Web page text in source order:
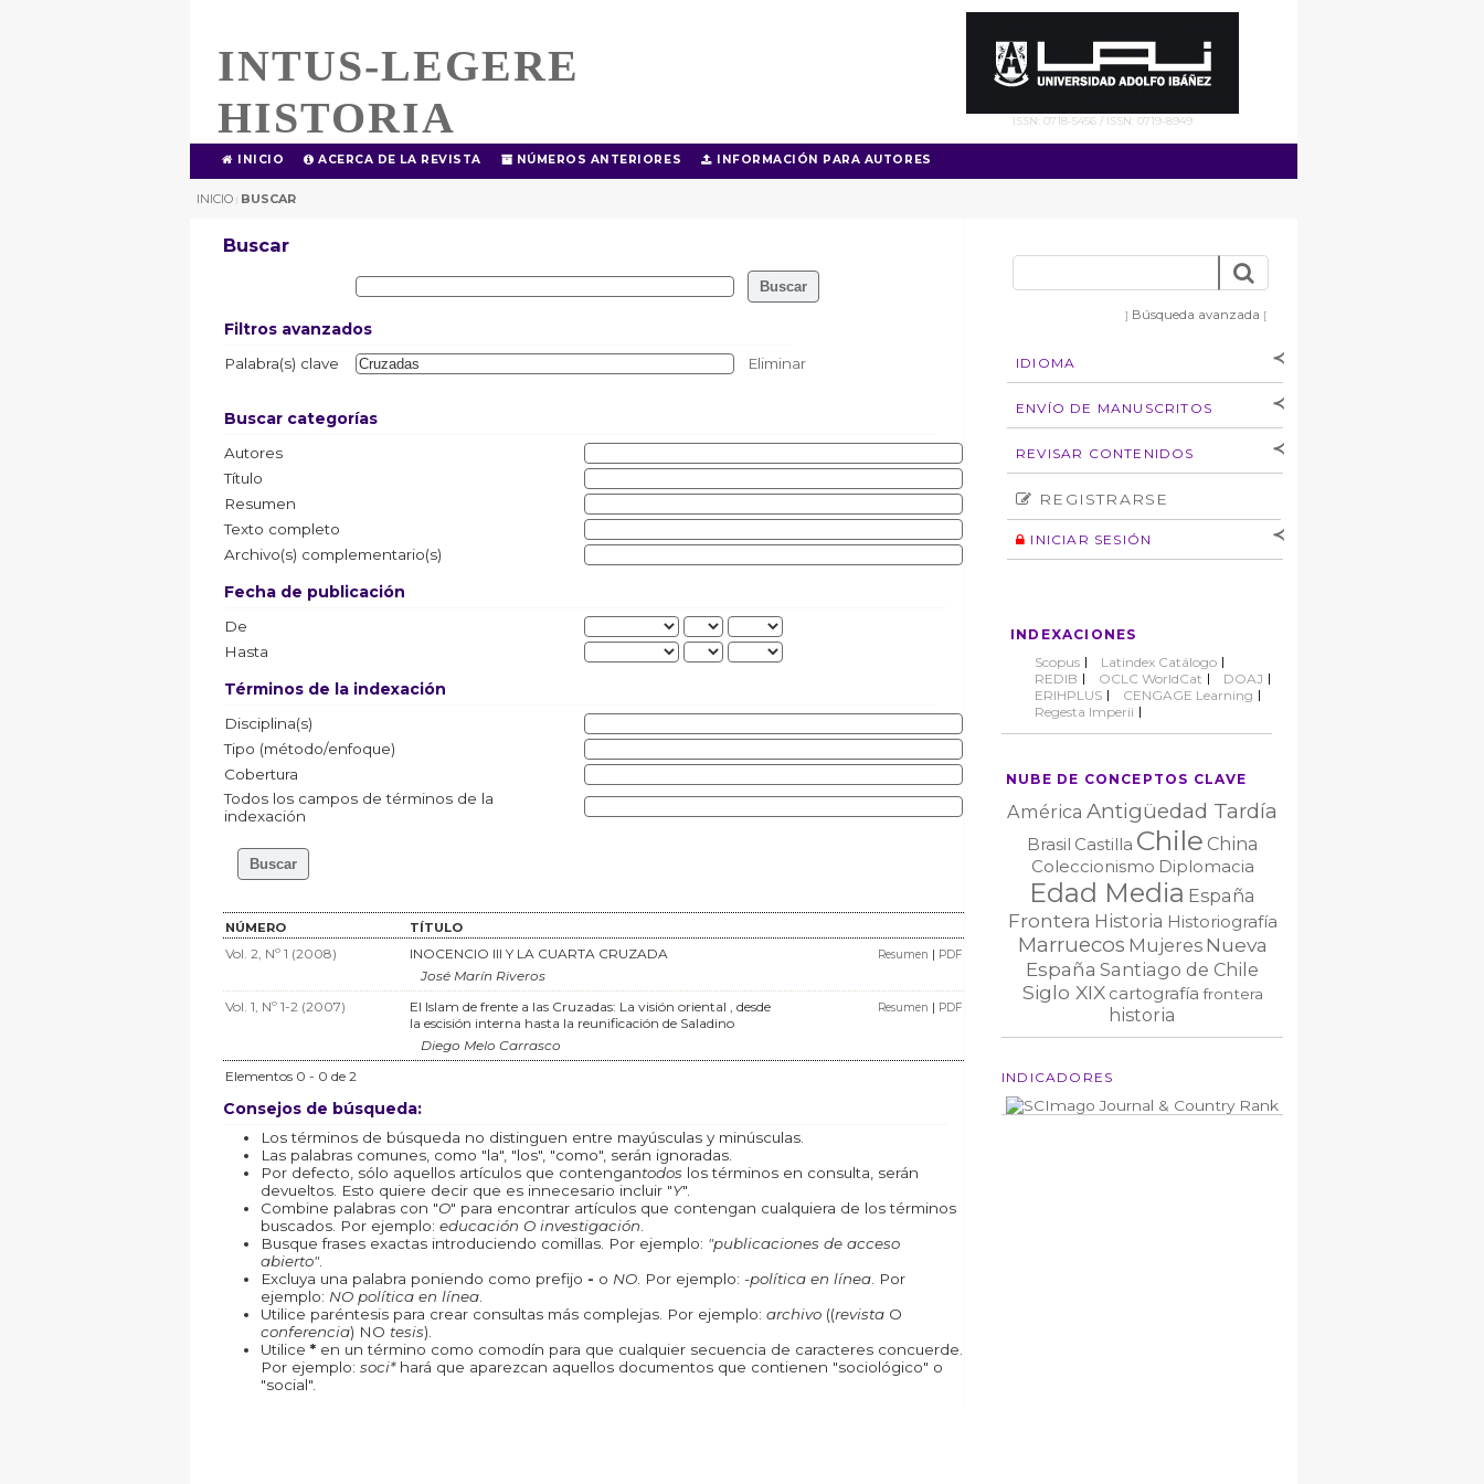
INTUS-LEGERE
HISTORIA
ISSN: 0718-5456 / ISSN: 0719-8949
INICIO ACERCA DE LA REVISTA NÚMEROS ANTERIORES INFORMACIÓN PARA AUTORES
INICIO | BUSCAR
] Búsqueda avanzada [
IDIOMA
[Español ] [English]
ENVÍO DE MANUSCRITOS
autores
Derechos de autoría
Normas éticas
REVISAR CONTENIDOS
Número
Autor
REGISTRARSE
INICIAR SESIÓN
INDEXACIONES
Scopus
Latindex Catálogo
REDIB
OCLC WorldCat
DOAJ
ERIHPLUS
CENGAGE Learning
Regesta Imperii
NUBE DE CONCEPTOS CLAVE
América Antigüedad Tardía
Brasil Castilla Chile China
Coleccionismo Diplomacia
Edad Media España
Frontera Historia Historiografía
Marruecos Mujeres Nueva
España Santiago de Chile
Siglo XIX cartografía frontera
historia
INDICADORES
Buscar
Filtros avanzados
Palabra(s) clave Eliminar
Buscar categorías
Autores
Título
Resumen
Texto completo
Archivo(s) complementario(s)
Fecha de publicación
De
Hasta
Términos de la indexación
Disciplina(s)
Tipo (método/enfoque)
Cobertura
Todos los campos de términos de la
indexación
NÚMERO TÍTULO
Vol. 2, Nº 1 (2008)
INOCENCIO III Y LA CUARTA CRUZADA
José Marín Riveros
Resumen | PDF
Vol. 1, Nº 1-2 (2007)
El Islam de frente a las Cruzadas: La visión oriental , desde
la escisión interna hasta la reunificación de Saladino
Diego Melo Carrasco
Resumen | PDF
Elementos 0 - 0 de 2
Consejos de búsqueda:
Los términos de búsqueda no distinguen entre mayúsculas y minúsculas.
Las palabras comunes, como "la", "los", "como", serán ignoradas.
Por defecto, sólo aquellos artículos que contengantodos los términos en consulta, serán
devueltos. Esto quiere decir que es innecesario incluir "Y".
Combine palabras con "O" para encontrar artículos que contengan cualquiera de los términos
buscados. Por ejemplo: educación O investigación
Busque frases exactas introduciendo comillas. Por ejemplo: "publicaciones de acceso
abierto".
Excluya una palabra poniendo como prefijo - o NO. Por ejemplo: -política en línea. Por
ejemplo: NO política en línea.
Utilice paréntesis para crear consultas más complejas. Por ejemplo: archivo((revistaO
conferencia) NO tesis).
Utilice *en un término como comodín para que cualquier secuencia de caracteres concuerde.
Por ejemplo: soci*hará que aparezcan aquellos documentos que contienen "sociológico" o
"social".